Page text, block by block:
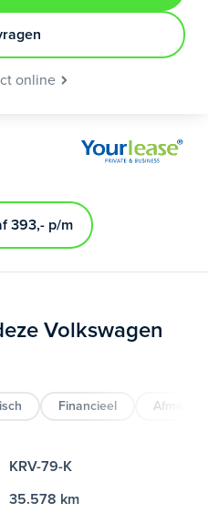
online
393,- p/m
Volkswagen
Financieel
KRV-79-K
35.578 km